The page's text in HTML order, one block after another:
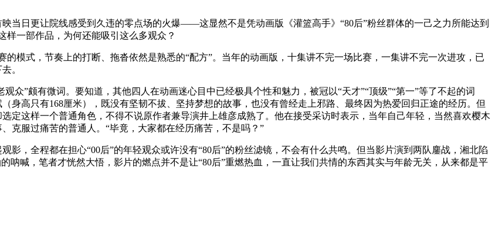
日更让院线感受到久违的零点场的火爆——这显然不是凭动画版《灌篮高手》“80后”粉丝群体的一己之力所能达到
样一部作品，为何还能吸引这么多观众？
式，节奏上的打断、拖沓依然是熟悉的“配方”。当年的动画版，十集讲不完一场比赛，一集讲不完一次进攻，已
。
”颇有微词。要知道，其他四人在动画迷心目中已经极具个性和魅力，被冠以“天才”“顶级”“第一”等了不起的词
身高只有168厘米），既没有坚韧不拔、坚持梦想的故事，也没有曾经走上邪路、最终因为热爱回归正途的经历。但
定这样一个普通角色，不得不说原作者兼导演井上雄彦成熟了。他在接受采访时表示，当年自己年轻，当然喜欢樱木
克服过痛苦的普通人。“毕竟，大家都在经历痛苦，不是吗？”
，全程都在担心“00后”的年轻观众或许没有“80后”的粉丝滤镜，不会有什么共鸣。但当影片演到两队鏖战，湘北陷
呐喊，笔者才恍然大悟，影片的燃点并不是让“80后”重燃热血，一直让我们共情的东西其实与年龄无关，从来都是平